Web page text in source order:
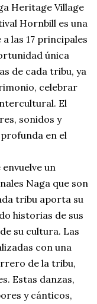
Heritage Village
Hornbill es una
las 17 principales
única
de cada tribu, ya
celebrar
El
sonidos y
en el
un
Naga que son
tribu aporta su
historias de sus
su cultura. Las
con una
de la tribu,
Estas danzas,
y cánticos,